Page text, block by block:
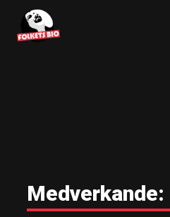
Medverkande: